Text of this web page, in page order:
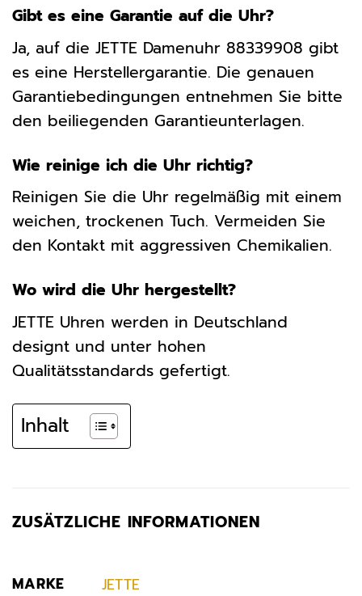
Gibt es eine Garantie auf die Uhr?
Ja, auf die JETTE Damenuhr 88339908 gibt
es eine Herstellergarantie. Die genauen
Garantiebedingungen entnehmen Sie bitte
den beiliegenden Garantieunterlagen.
Wie reinige ich die Uhr richtig?
Reinigen Sie die Uhr regelmäßig mit einem
weichen, trockenen Tuch. Vermeiden Sie
den Kontakt mit aggressiven Chemikalien.
Wo wird die Uhr hergestellt?
JETTE Uhren werden in Deutschland
designt und unter hohen
Qualitätsstandards gefertigt.
Inhalt
ZUSÄTZLICHE INFORMATIONEN
MARKE JETTE